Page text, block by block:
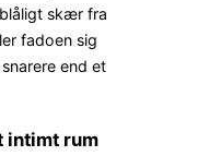
skær fra
fadoen sig
end et
intimt rum